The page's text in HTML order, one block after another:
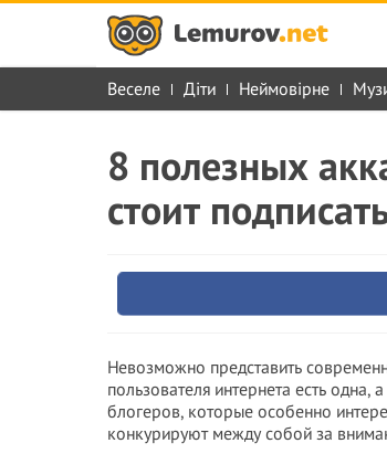
Веселе Діти Неймовірне
8 полезных
стоит
Невозможно представить
пользователя интернета есть
блогеров, которые особенно
конкурируют между собой за